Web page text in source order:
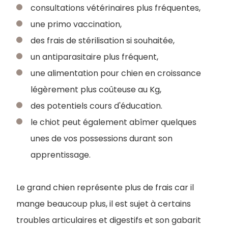
consultations vétérinaires plus fréquentes,
une primo vaccination,
des frais de stérilisation si souhaitée,
un antiparasitaire plus fréquent,
une alimentation pour chien en croissance
légèrement plus coûteuse au Kg,
des potentiels cours d'éducation.
le chiot peut également abîmer quelques
unes de vos possessions durant son
apprentissage.
Le grand chien représente plus de frais car il
mange beaucoup plus, il est sujet à certains
troubles articulaires et digestifs et son gabarit